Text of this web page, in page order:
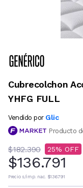
Cubrecolchon
YHFG FULL
Vendido por Glic
Producto
$182.390 25
$136.791
Precio s/imp. nac. $136.791